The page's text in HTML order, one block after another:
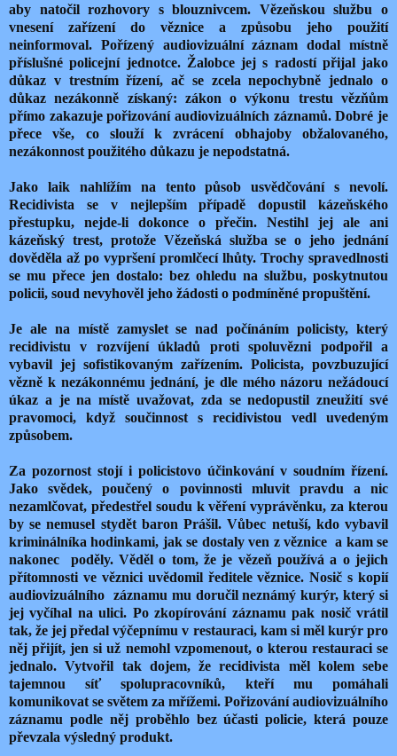
aby natočil rozhovory s blouznivcem. Vězeňskou službu o
vnesení zařízení do věznice a způsobu jeho použití
neinformoval. Pořízený audiovizuální záznam dodal místně
příslušné policejní jednotce. Žalobce jej s radostí přijal jako
důkaz v trestním řízení, ač se zcela nepochybně jednalo o
důkaz nezákonně získaný: zákon o výkonu trestu vězňům
přímo zakazuje pořizování audiovizuálních záznamů. Dobré je
přece vše, co slouží k zvrácení obhajoby obžalovaného,
nezákonnost použitého důkazu je nepodstatná.
Jako laik nahlížím na tento působ usvědčování s nevolí.
Recidivista se v nejlepším případě dopustil kázeňského
přestupku, nejde-li dokonce o přečin. Nestihl jej ale ani
kázeňský trest, protože Vězeňská služba se o jeho jednání
dověděla až po vypršení promlčecí lhůty. Trochy spravedlnosti
se mu přece jen dostalo: bez ohledu na službu, poskytnutou
policii, soud nevyhověl jeho žádosti o podmíněné propuštění.
Je ale na místě zamyslet se nad počínáním policisty, který
recidivistu v rozvíjení úkladů proti spoluvězni podpořil a
vybavil jej sofistikovaným zařízením. Policista, povzbuzující
vězně k nezákonnému jednání, je dle mého názoru nežádoucí
úkaz a je na místě uvažovat, zda se nedopustil zneužití své
pravomoci, když součinnost s recidivistou vedl uvedeným
způsobem.
Za pozornost stojí i policistovo účinkování v soudním řízení.
Jako svědek, poučený o povinnosti mluvit pravdu a nic
nezamlčovat, předestřel soudu k věření vyprávěnku, za kterou
by se nemusel stydět baron Prášil. Vůbec netuší, kdo vybavil
kriminálníka hodinkami, jak se dostaly ven z věznice a kam se
nakonec poděly. Věděl o tom, že je vězeň používá a o jejich
přítomnosti ve věznici uvědomil ředitele věznice. Nosič s kopií
audiovizuálního záznamu mu doručil neznámý kurýr, který si
jej vyčíhal na ulici. Po zkopírování záznamu pak nosič vrátil
tak, že jej předal výčepnímu v restauraci, kam si měl kurýr pro
něj přijít, jen si už nemohl vzpomenout, o kterou restauraci se
jednalo. Vytvořil tak dojem, že recidivista měl kolem sebe
tajemnou síť spolupracovníků, kteří mu pomáhali
komunikovat se světem za mřížemi. Pořizování audiovizuálního
záznamu podle něj proběhlo bez účasti policie, která pouze
převzala výsledný produkt.